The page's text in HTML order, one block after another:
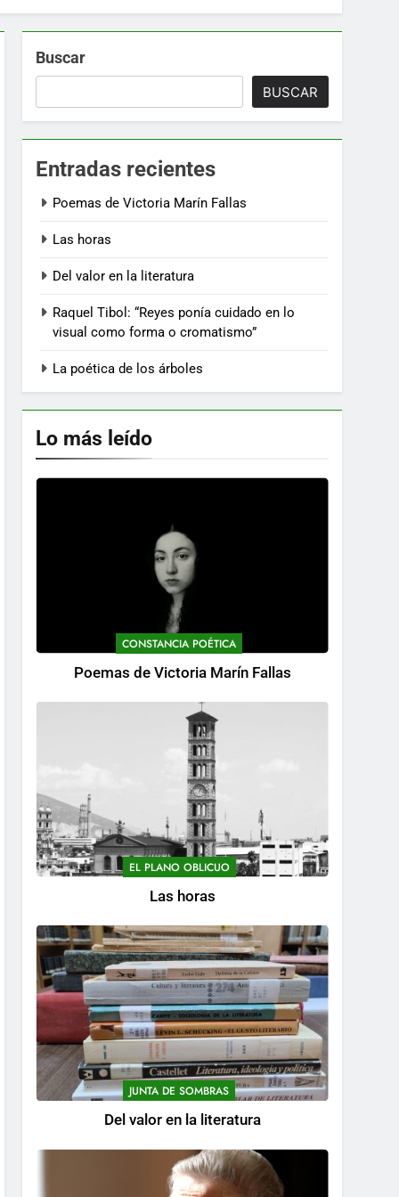
Buscar
BUSCAR
Entradas recientes
Poemas de Victoria Marín Fallas
Las horas
Del valor en la literatura
Raquel Tibol: “Reyes ponía cuidado en lo
visual como forma o cromatismo”
La poética de los árboles
Lo más leído
CONSTANCIA POÉTICA
Poemas de Victoria Marín Fallas
EL PLANO OBLICUO
Las horas
JUNTA DE SOMBRAS
Del valor en la literatura